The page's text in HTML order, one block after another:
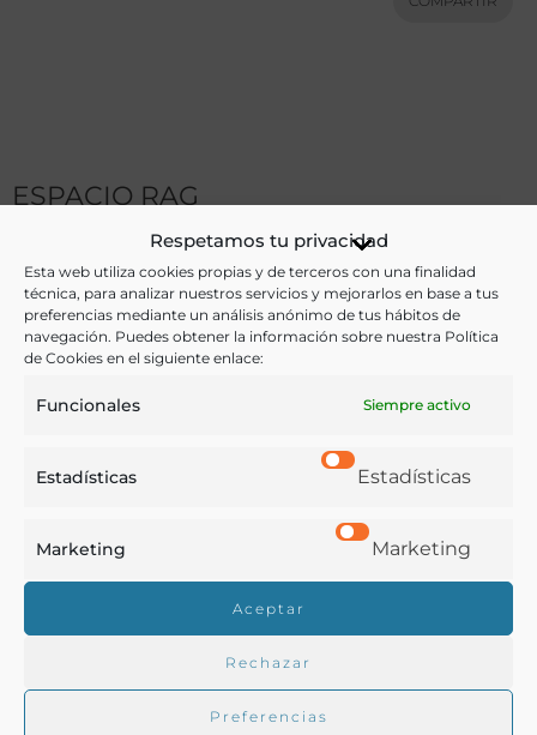
Respetamos tu privacidad
Esta web utiliza cookies propias y de terceros con una finalidad
técnica, para analizar nuestros servicios y mejorarlos en base a tus
preferencias mediante un análisis anónimo de tus hábitos de
navegación. Puedes obtener la información sobre nuestra Política
de Cookies en el siguiente enlace:
Funcionales Siempre activo
Estadísticas Estadísticas
Marketing Marketing
Aceptar
Rechazar
Preferencias
ESPACIO RAG
Artículos de los Académicos
de la cultura gastronómica escritos por nuestros